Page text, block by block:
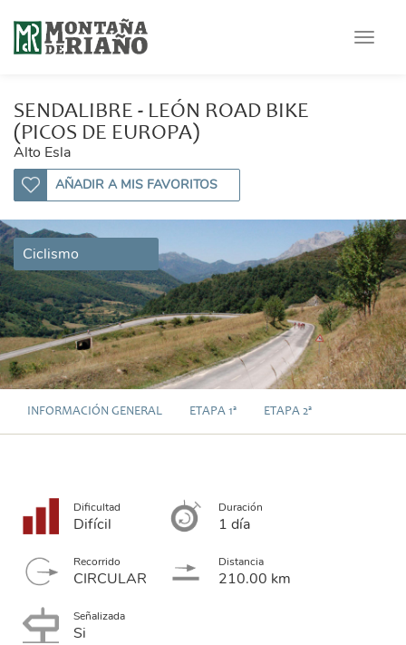
Toggle
SENDALIBRE - LEÓN ROAD BIKE
(PICOS DE EUROPA)
Alto Esla
AÑADIR A MIS FAVORITOS
Ciclismo
INFORMACIÓN GENERAL ETAPA 1ª ETAPA 2ª
Dificultad
Difícil
Duración
1 día
Recorrido
CIRCULAR
Distancia
210.00 km
Señalizada
Si